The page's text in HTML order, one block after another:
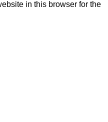
in this browser for the